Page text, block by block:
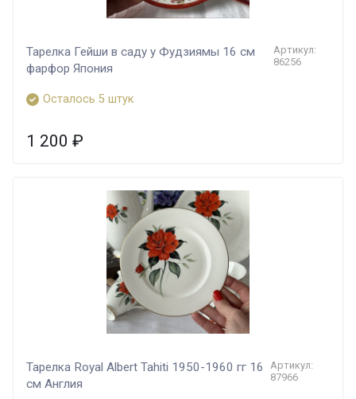
Тарелка Гейши в саду у Фудзиямы 16 см
фарфор Япония
Артикул:
86256
Осталось 5 штук
1 200 ₽
Тарелка Royal Albert Tahiti 1950-1960 гг 16
см Англия
Артикул:
87966